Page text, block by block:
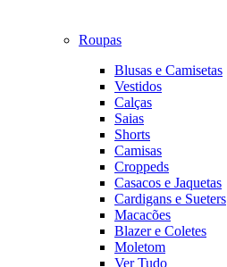
Roupas
Blusas e Camisetas
Vestidos
Calças
Saias
Shorts
Camisas
Croppeds
Casacos e Jaquetas
Cardigans e Sueters
Macacões
Blazer e Coletes
Moletom
Ver Tudo